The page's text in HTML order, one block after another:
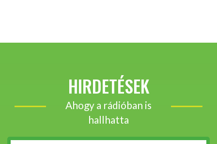
HIRDETÉSEK
Ahogy a rádióban is
hallhatta